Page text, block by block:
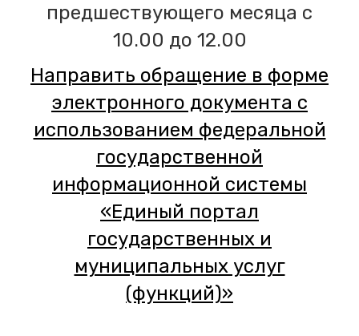
предшествующего месяца с
10.00 до 12.00
Направить обращение в форме
электронного документа с
использованием федеральной
государственной
информационной системы
«Единый портал
государственных и
муниципальных услуг
(функций)»